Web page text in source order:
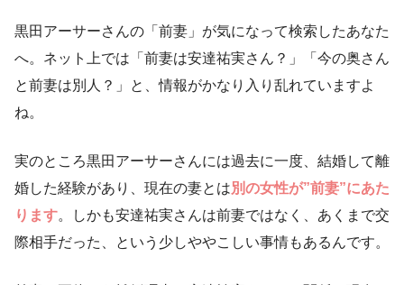
黒田アーサーさんの「前妻」が気になって検索したあなた
へ。ネット上では「前妻は安達祐実さん？」「今の奥さん
と前妻は別人？」と、情報がかなり入り乱れていますよ
ね。
実のところ黒田アーサーさんには過去に一度、結婚して離
婚した経験があり、現在の妻とは別の女性が”前妻”にあた
ります。しかも安達祐実さんは前妻ではなく、あくまで交
際相手だった、という少しややこしい事情もあるんです。